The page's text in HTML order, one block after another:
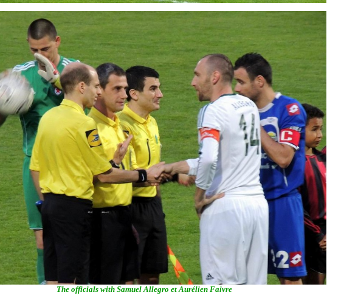
The officials with Samuel Allegro et Aurélien Faivre